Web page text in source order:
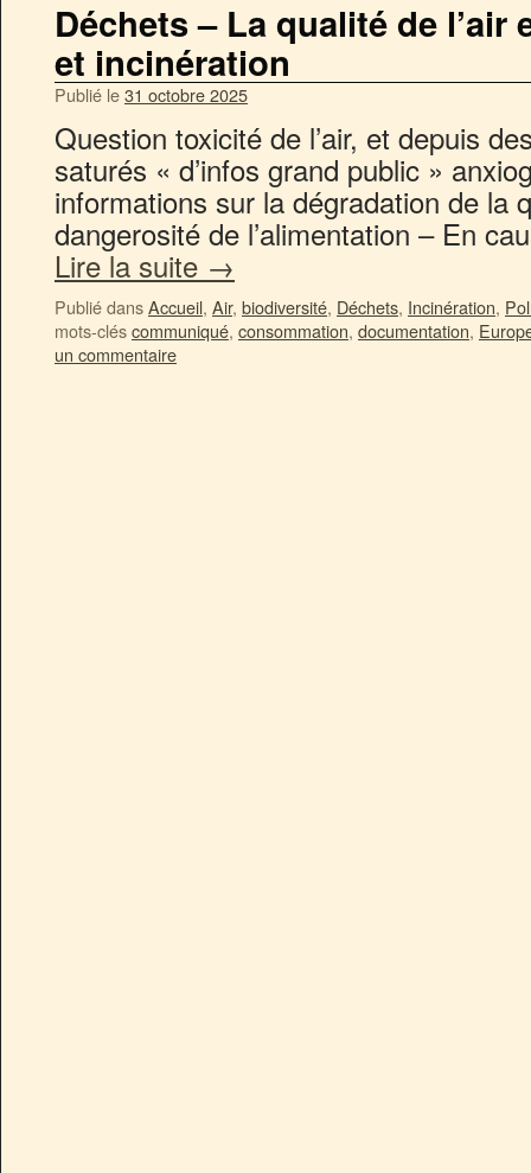
Déchets – La qualité de l’air
et incinération
Publié le31 octobre 2025
Question toxicité de l’air, et depuis
saturés « d’infos grand public »
informations sur la dégradation de la
dangerosité de l’alimentation – En
Lire la suite →
Publié dansAccueil, Air, biodiversité, Déchets, Incinération,
mots-cléscommuniqué, consommation, documentation,
un commentaire